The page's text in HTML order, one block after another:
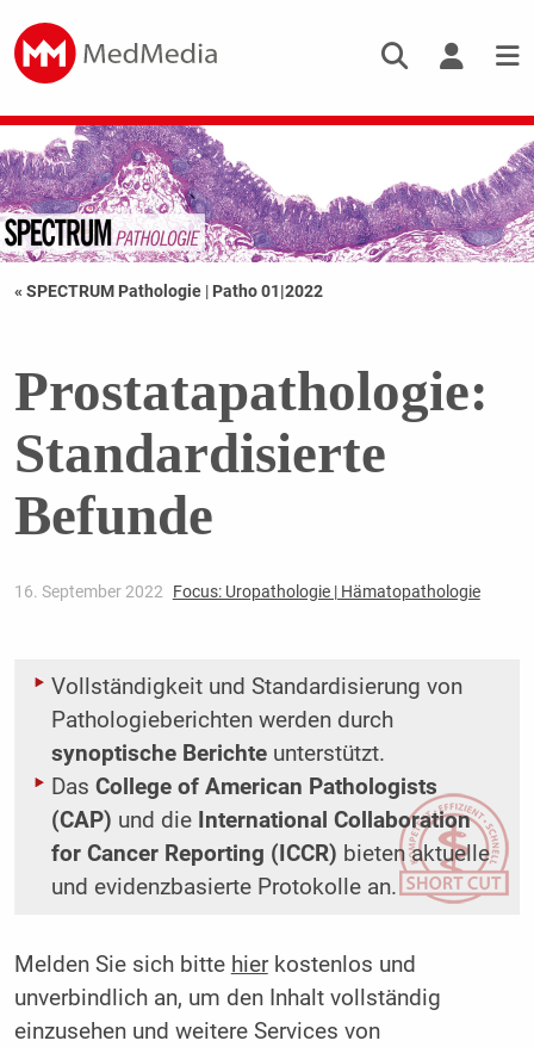
« SPECTRUM Pathologie | Patho 01|2022
Prostatapathologie:
Standardisierte
Befunde
16. September 2022 Focus: Uropathologie | Hämatopathologie
Vollständigkeit und Standardisierung von
Pathologieberichten werden durch
synoptische Berichteunterstützt.
Das College of American Pathologists
(CAP) und die International Collaboration
for Cancer Reporting (ICCR) bieten aktuelle
und evidenzbasierte Protokolle an.
Melden Sie sich bitte hierkostenlos und
unverbindlich an, um den Inhalt vollständig
einzusehen und weitere Services von